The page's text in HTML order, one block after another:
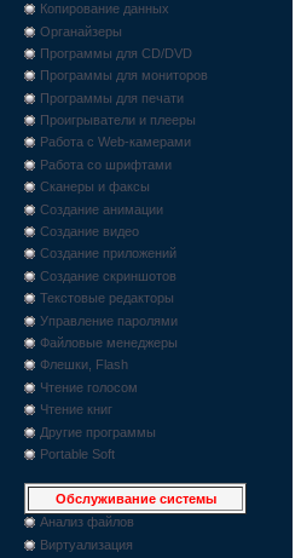
Копирование данных
Органайзеры
Программы для CD/DVD
Программы для мониторов
Программы для печати
Проигрыватели и плееры
Работа с Web-камерами
Работа со шрифтами
Сканеры и факсы
Создание анимации
Создание видео
Создание приложений
Создание скриншотов
Текстовые редакторы
Управление паролями
Файловые менеджеры
Флешки, Flash
Чтение голосом
Чтение книг
Другие программы
Portable Soft
Обслуживание системы
Анализ файлов
Виртуализация